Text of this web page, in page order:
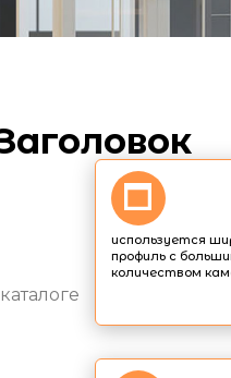
используется
профиль с
количеством